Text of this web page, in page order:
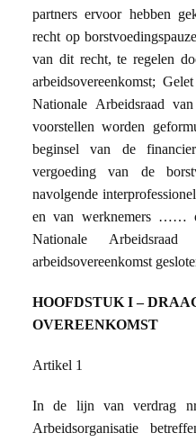
partners ervoor hebben
recht op
van dit recht, te regelen
arbeidsovereenkomst;
Nationale Arbeidsraad
voorstellen worden
beginsel van de
vergoeding van de
navolgende
en van werknemers ……
Nationale
arbeidsovereenkomst
HOOFDSTUK I –
OVEREENKOMST
Artikel 1
In de lijn van verdrag
Arbeidsorganisatie